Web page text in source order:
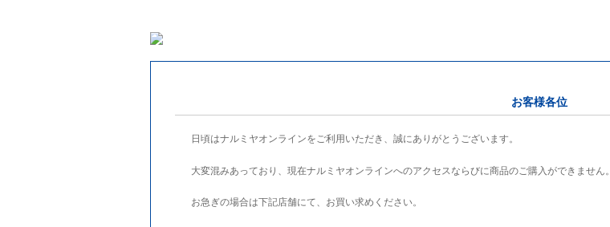
お客様各位
日頃はナルミヤオンラインをご利用いただき、誠にありがとうございます。
大変混みあっており、現在ナルミヤオンラインへのアクセスならびに商品のご購入ができません。
お急ぎの場合は下記店舗にて、お買い求めください。